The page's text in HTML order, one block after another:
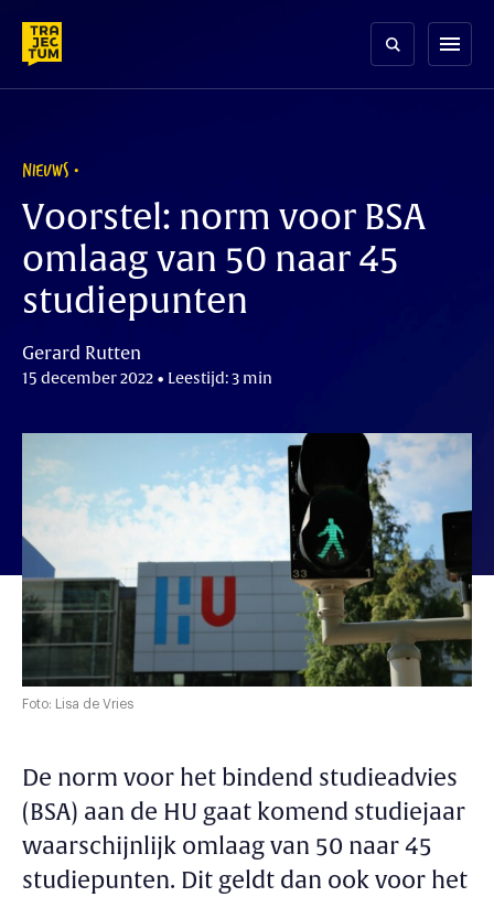
content
menu
NIEUWS
Voorstel: norm voor BSA
omlaag van 50 naar 45
studiepunten
Gerard Rutten
15 december 2022 • Leestijd: 3 min
Foto: Lisa de Vries
De norm voor het bindend studieadvies
(BSA) aan de HU gaat komend studiejaar
waarschijnlijk omlaag van 50 naar 45
studiepunten. Dit geldt dan ook voor het